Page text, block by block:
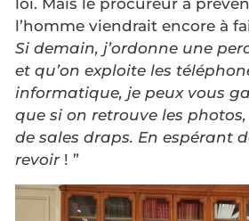
loi. Mais le procureur a
l’homme viendrait encore à
Si demain, j’ordonne une
et qu’on exploite les
informatique, je peux vous
que si on retrouve les
de sales draps. En espérant
revoir ! ”